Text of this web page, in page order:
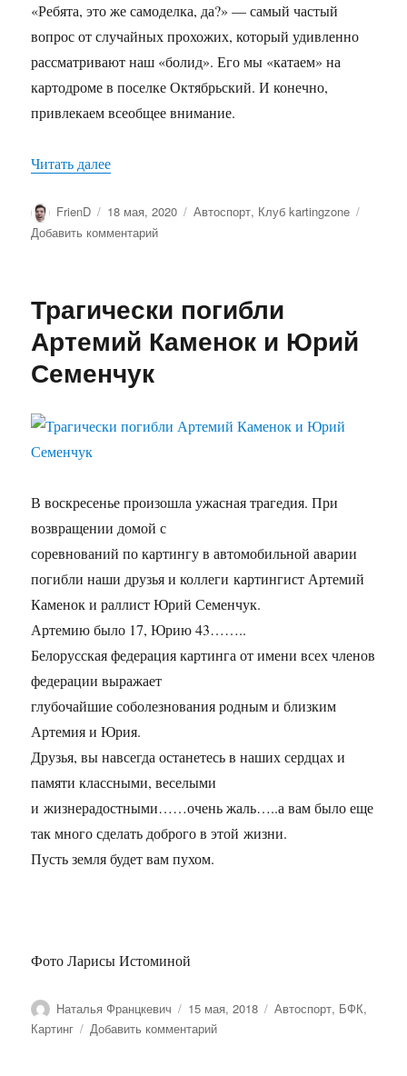
«Ребята, это же самоделка, да?» — самый частый
вопрос от случайных прохожих, который удивленно
рассматривают наш «болид». Его мы «катаем» на
картодроме в поселке Октябрьский. И конечно,
привлекаем всеобщее внимание.
Читать далее«Азартно, быстро, бюджетно. Получаем море
Автор
FrienD Опубликовано
18 мая, 2020 Рубрики
Автоспорт, Клуб kartingzone
Добавить комментарийк
бюджетно.
море
американской
Трагически погибли
Артемий Каменок и Юрий
Семенчук
В воскресенье произошла ужасная трагедия. При
возвращении домой с
соревнований по картингу в автомобильной аварии
погибли наши друзья и коллеги картингист Артемий
Каменок и раллист Юрий Семенчук.
Артемию было 17, Юрию 43……..
Белорусская федерация картинга от имени всех членов
федерации выражает
глубочайшие соболезнования родным и близким
Артемия и Юрия.
Друзья, вы навсегда останетесь в наших сердцах и
памяти классными, веселыми
и жизнерадостными……очень жаль…..а вам было еще
так много сделать доброго в этой жизни.
Пусть земля будет вам пухом.
Фото Ларисы Истоминой
Автор
Наталья Францкевич Опубликовано
15 мая, 2018 Рубрики
Автоспорт, БФК,
Картинг
Добавить комментарийк